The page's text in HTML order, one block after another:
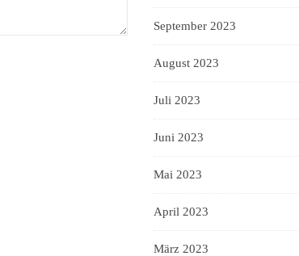
September 2023
August 2023
Juli 2023
Juni 2023
Mai 2023
April 2023
März 2023